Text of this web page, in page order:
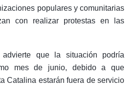
populares y comunitarias
con realizar protestas en las
advierte que la situación podría
mes de junio, debido a que
Catalina estarán fuera de servicio